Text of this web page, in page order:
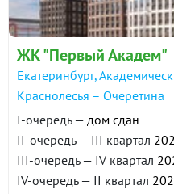
ЖК "Первый Академ"
Екатеринбург,
Краснолесья – Очеретина
I-очередь — дом сдан
II-очередь — III квартал
III-очередь — IV квартал
IV-очередь — II квартал